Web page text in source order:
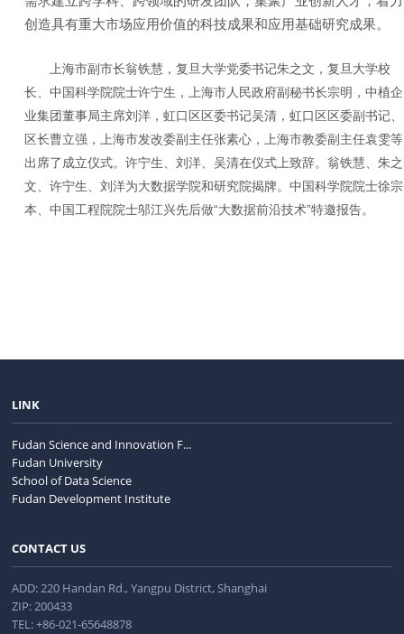
创造具有重大市场应用价值的科技成果和应用基础研究成果。
上海市副市长翁铁慧，复旦大学党委书记朱之文，复旦大学校
长、中国科学院院士许宁生，上海市人民政府副秘书长宗明，中植企
业集团董事局主席刘洋，虹口区区委书记吴清，虹口区区委副书记、
区长曹立强，上海市发改委副主任张素心，上海市教委副主任袁雯等
出席了成立仪式。许宁生、刘洋、吴清在仪式上致辞。翁铁慧、朱之
文、许宁生、刘洋为大数据学院和研究院揭牌。中国科学院院士徐宗
本、中国工程院院士邬江兴先后做“大数据前沿技术”特邀报告。
LINK
Fudan Science and Innovation F...
Fudan University
School of Data Science
Fudan Development Institute
CONTACT US
ADD: 220 Handan Rd., Yangpu District, Shanghai
ZIP: 200433
TEL: +86-021-65648878